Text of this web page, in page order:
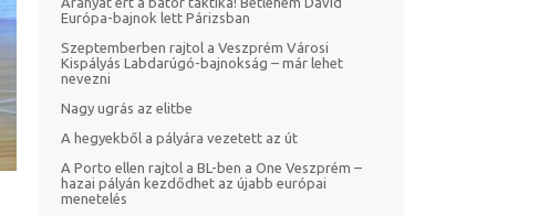
Európa-bajnok lett Párizsban
Szeptemberben rajtol a Veszprém Városi
Kispályás Labdarúgó-bajnokság – már lehet
nevezni
Nagy ugrás az elitbe
A hegyekből a pályára vezetett az út
A Porto ellen rajtol a BL-ben a One Veszprém –
hazai pályán kezdődhet az újabb európai
menetelés